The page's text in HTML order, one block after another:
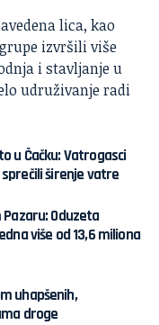
lica, kao
izvršili više
i stavljanje u
udruživanje radi
u Čačku: Vatrogasci
širenje vatre
Oduzeta
više od 13,6 miliona
uhapšenih,
droge